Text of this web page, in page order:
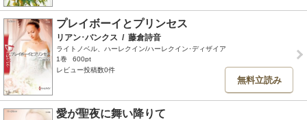
プレイボーイとプリンセス
リアン･バンクス / 藤倉詩音
ライトノベル、ハーレクイン/ハーレクイン･ディザイア
1巻
600pt
レビュー投稿数0件
無料立読み
愛が聖夜に舞い降りて